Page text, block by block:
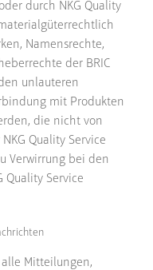
durch NKG Quality
Namensrechte,
der BRIC
unlauteren
mit Produkten
die nicht von
Quality Service
Verwirrung bei den
Quality Service
Mitteilungen,